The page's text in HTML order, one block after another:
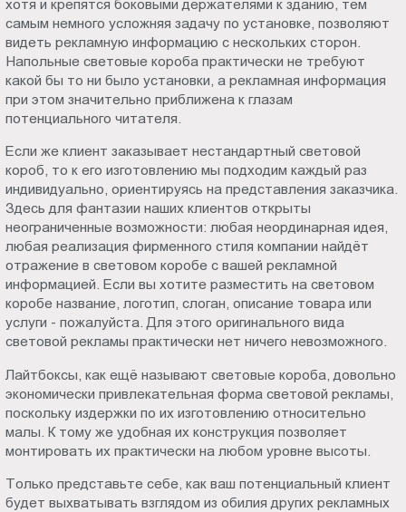
хотя и крепятся боковыми держателями к зданию, тем
самым немного усложняя задачу по установке, позволяют
видеть рекламную информацию с нескольких сторон.
Напольные световые короба практически не требуют
какой бы то ни было установки, а рекламная информация
при этом значительно приближена к глазам
потенциального читателя.
Если же клиент заказывает нестандартный световой
короб, то к его изготовлению мы подходим каждый раз
индивидуально, ориентируясь на представления заказчика.
Здесь для фантазии наших клиентов открыты
неограниченные возможности: любая неординарная идея,
любая реализация фирменного стиля компании найдёт
отражение в световом коробе с вашей рекламной
информацией. Если вы хотите разместить на световом
коробе название, логотип, слоган, описание товара или
услуги - пожалуйста. Для этого оригинального вида
световой рекламы практически нет ничего невозможного.
Лайтбоксы, как ещё называют световые короба, довольно
экономически привлекательная форма световой рекламы,
поскольку издержки по их изготовлению относительно
малы. К тому же удобная их конструкция позволяет
монтировать их практически на любом уровне высоты.
Только представьте себе, как ваш потенциальный клиент
будет выхватывать взглядом из обилия других рекламных